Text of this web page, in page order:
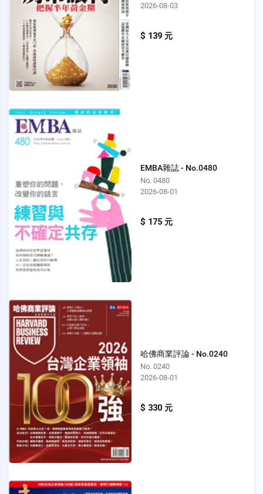
2026-08-03
$ 139 元
EMBA雜誌 - No.0480
No. 0480
2026-08-01
$ 175 元
哈佛商業評論 - No.0240
No. 0240
2026-08-01
$ 330 元